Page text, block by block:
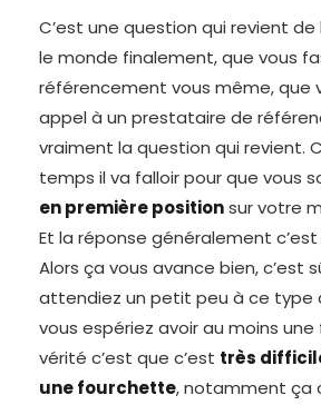
C’est une question qui revient
le monde finalement, que vous
référencement vous même, que
appel à un prestataire de
vraiment la question qui revient.
temps il va falloir pour que vous
en première positionsur votre
Et la réponse généralement c’est
Alors ça vous avance bien, c’est
attendiez un petit peu à ce type
vous espériez avoir au moins
vérité c’est que c’est très
une fourchette, notamment ça